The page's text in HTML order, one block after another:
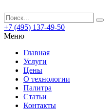
+7 (495) 137-49-50
Меню
Главная
Услуги
Цены
О технологии
Палитра
Статьи
Контакты